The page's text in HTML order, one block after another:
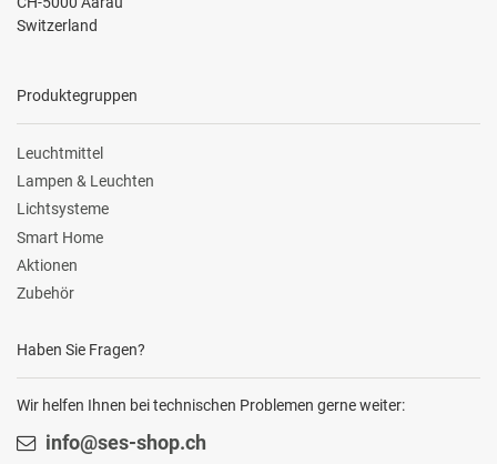
Switzerland
Produktegruppen
Leuchtmittel
Lampen & Leuchten
Lichtsysteme
Smart Home
Aktionen
Zubehör
Haben Sie Fragen?
Wir helfen Ihnen bei technischen Problemen gerne weiter:
info@ses-shop.ch